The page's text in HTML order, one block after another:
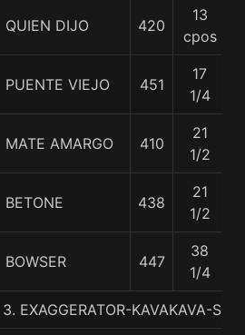
QUIEN DIJO 420
13
cpos
PUENTE VIEJO 451
17
1/4
MATE AMARGO 410
21
1/2
BETONE 438
21
1/2
BOWSER 447
38
1/4
EXAGGERATOR-KAVAKAVA-